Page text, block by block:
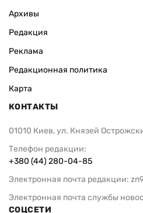
Архивы
Редакция
Реклама
Редакционная политика
Карта
КОНТАКТЫ
01010 Киев, ул. Князей
Телефон редакции:
+380 (44) 280-04-85
Электронная почта редакции:
Электронная почта службы
СОЦСЕТИ